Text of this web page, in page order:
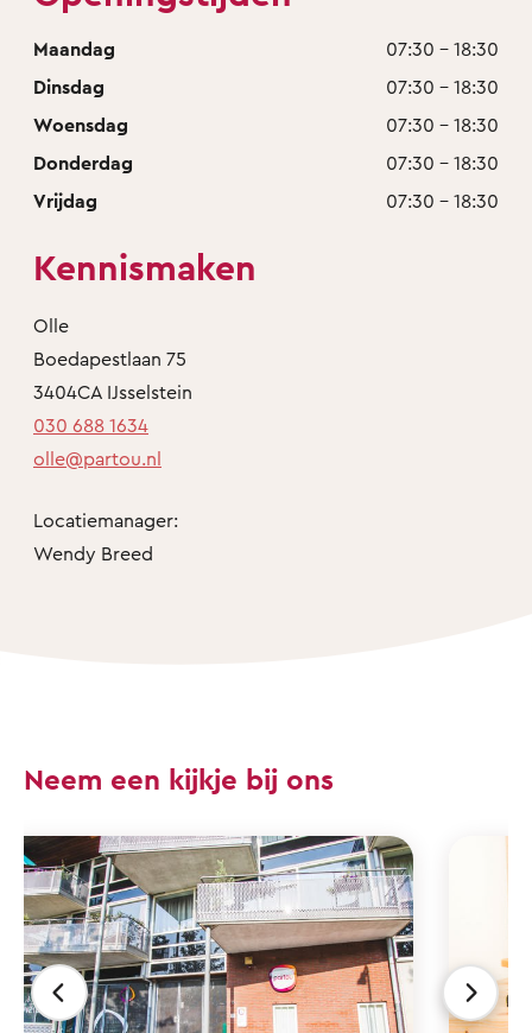
Maandag
07:30 - 18:30
Dinsdag
07:30 - 18:30
Woensdag
07:30 - 18:30
Donderdag
07:30 - 18:30
Vrijdag
07:30 - 18:30
Kennismaken
Olle
Boedapestlaan 75
3404CA IJsselstein
030 688 1634
olle@partou.nl
Locatiemanager:
Wendy Breed
Neem een kijkje bij ons